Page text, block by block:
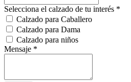
Selecciona el calzado de tu interés *
Calzado para Caballero
Calzado para Dama
Calzado para niños
Mensaje *